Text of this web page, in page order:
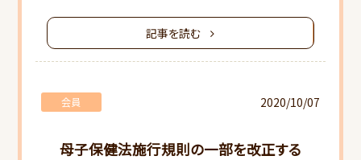
記事を読む
母子保健法施行規則の一部を改正する
会員 2020/10/07